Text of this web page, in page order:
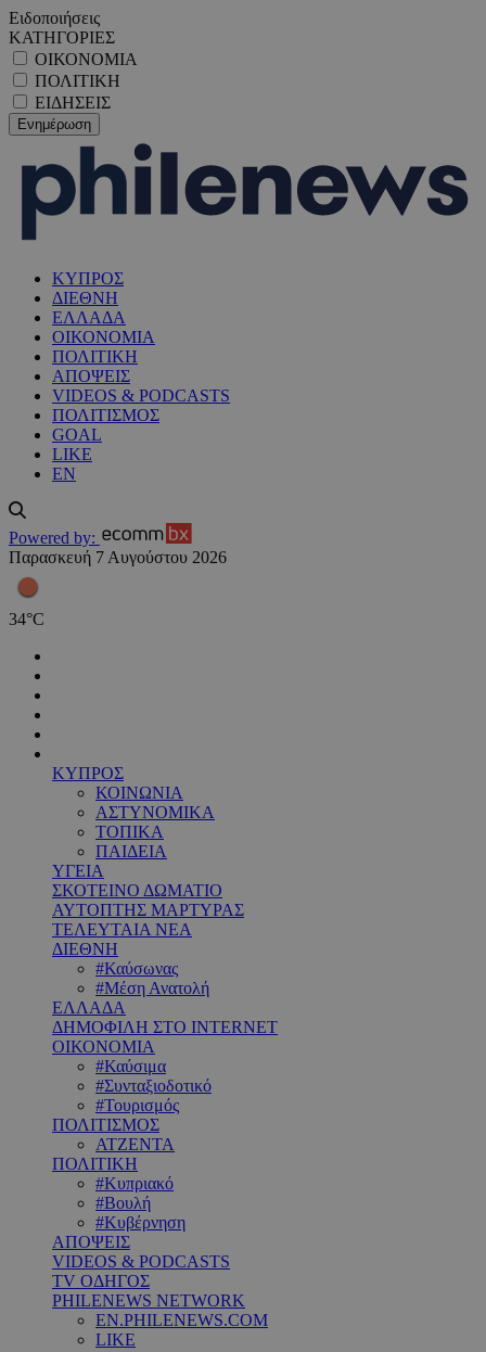
Ειδοποιήσεις
ΚΑΤΗΓΟΡΙΕΣ
ΟΙΚΟΝΟΜΙΑ
ΠΟΛΙΤΙΚΗ
ΕΙΔΗΣΕΙΣ
ΚΥΠΡΟΣ
ΔΙΕΘΝΗ
ΕΛΛΑΔΑ
ΟΙΚΟΝΟΜΙΑ
ΠΟΛΙΤΙΚΗ
ΑΠΟΨΕΙΣ
VIDEOS & PODCASTS
ΠΟΛΙΤΙΣΜΟΣ
GOAL
LIKE
EN
Powered by:
Παρασκευή 7 Αυγούστου 2026
34°C
ΚΥΠΡΟΣ
ΚΟΙΝΩΝΙΑ
ΑΣΤΥΝΟΜΙΚΑ
ΤΟΠΙΚΑ
ΠΑΙΔΕΙΑ
ΥΓΕΙΑ
ΣΚΟΤΕΙΝΟ ΔΩΜΑΤΙΟ
ΑΥΤΟΠΤΗΣ ΜΑΡΤΥΡΑΣ
ΤΕΛΕΥΤΑΙΑ ΝΕΑ
ΔΙΕΘΝΗ
#Καύσωνας
#Μέση Ανατολή
ΕΛΛΑΔΑ
ΔΗΜΟΦΙΛΗ ΣΤΟ INTERNET
ΟΙΚΟΝΟΜΙΑ
#Καύσιμα
#Συνταξιοδοτικό
#Τουρισμός
ΠΟΛΙΤΙΣΜΟΣ
ΑΤΖΕΝΤΑ
ΠΟΛΙΤΙΚΗ
#Κυπριακό
#Βουλή
#Κυβέρνηση
ΑΠΟΨΕΙΣ
VIDEOS & PODCASTS
TV ΟΔΗΓΟΣ
PHILENEWS NETWORK
EN.PHILENEWS.COM
LIKE